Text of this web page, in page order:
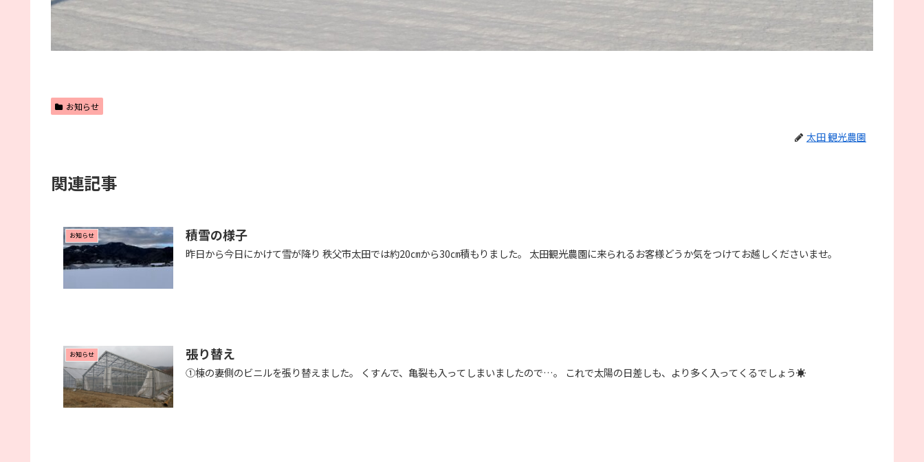
お知らせ
太田 観光農園
関連記事
お知らせ 積雪の様子
昨日から今日にかけて雪が降り 秩父市太田では約20㎝から30㎝積もりました。 太田観光農園に来られるお客様どうか気をつけてお越しくださいませ。
お知らせ 張り替え
①棟の妻側のビニルを張り替えました。 くすんで、亀裂も入ってしまいましたので…。 これで太陽の日差しも、より多く入ってくるでしょう☀️